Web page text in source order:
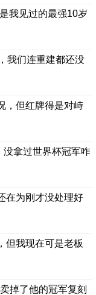
我见过的最强10岁
我们连重建都还没
，但红牌得是对峙
拿过世界杯冠军咋
在为刚才没处理好
但我现在可是老板
掉了他的冠军复刻